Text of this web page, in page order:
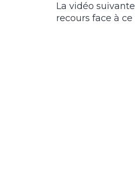
La vidéo
recours face à